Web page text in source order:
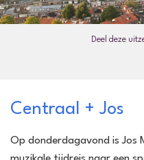
Deel deze
Centraal + Jos
Op donderdagavond is Jos